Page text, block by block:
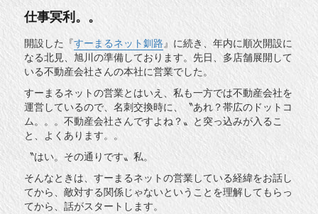
仕事冥利。。
開設した『すーまるネット釧路』に続き、年内に順次開設に
なる北見、旭川の準備しております。先日、多店舗展開して
いる不動産会社さんの本社に営業でした。
すーまるネットの営業とはいえ、私も一方では不動産会社を
運営しているので、名刺交換時に、〝あれ？帯広のドットコ
ム。。。不動産会社さんですよね？〟と突っ込みが入るこ
と、よくあります。。
〝はい。その通りです〟私。
そんなときは、すーまるネットの営業している経緯をお話し
てから、敵対する関係じゃないということを理解してもらっ
てから、話がスタートします。